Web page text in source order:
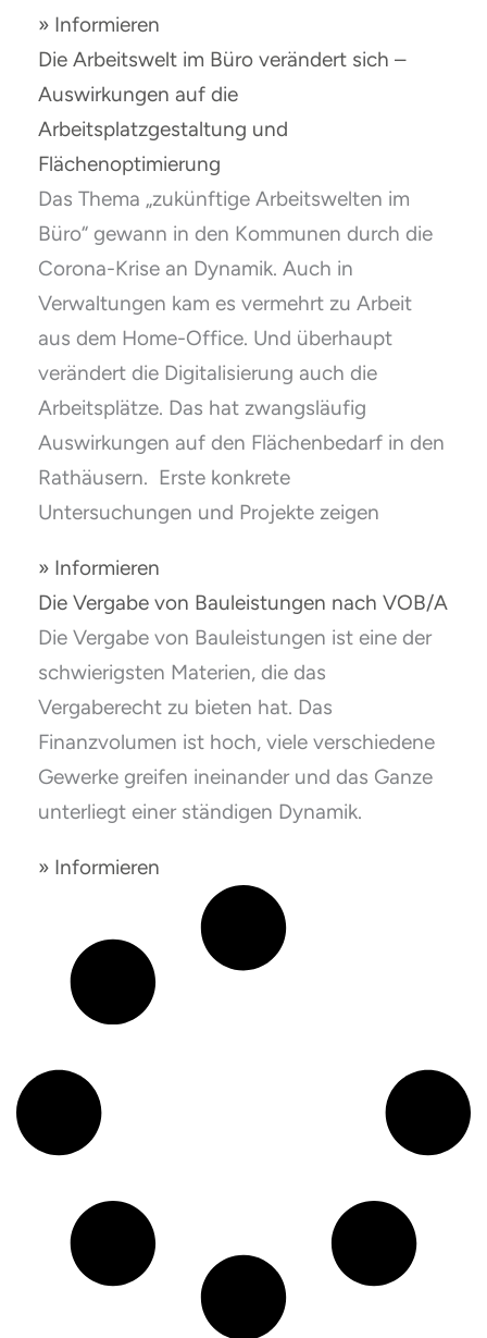
» Informieren
Die Arbeitswelt im Büro verändert sich –
Auswirkungen auf die
Arbeitsplatzgestaltung und
Flächenoptimierung
Das Thema „zukünftige Arbeitswelten im
Büro“ gewann in den Kommunen durch die
Corona-Krise an Dynamik. Auch in
Verwaltungen kam es vermehrt zu Arbeit
aus dem Home-Office. Und überhaupt
verändert die Digitalisierung auch die
Arbeitsplätze. Das hat zwangsläufig
Auswirkungen auf den Flächenbedarf in den
Rathäusern. Erste konkrete
Untersuchungen und Projekte zeigen
» Informieren
Die Vergabe von Bauleistungen nach VOB/A
Die Vergabe von Bauleistungen ist eine der
schwierigsten Materien, die das
Vergaberecht zu bieten hat. Das
Finanzvolumen ist hoch, viele verschiedene
Gewerke greifen ineinander und das Ganze
unterliegt einer ständigen Dynamik.
» Informieren